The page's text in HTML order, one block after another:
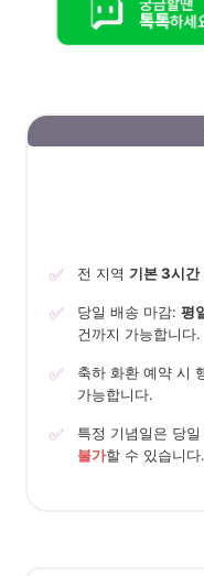
✅ 전 지역 기본 3시간
✅ 당일 배송 마감: 평
건까지 가능합니다.
✅ 축하 화환 예약 시
가능합니다.
✅ 특정 기념일은 당
불가할 수 있습니다.